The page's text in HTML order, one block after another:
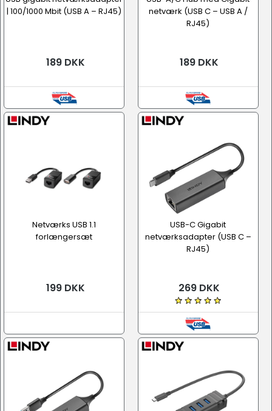
| 100/1000 Mbit (USB A – RJ45)
189 DKK
netværk (USB C – USB A /
RJ45)
189 DKK
Netværks USB 1.1
forlængersæt
199 DKK
USB-C Gigabit
netværksadapter (USB C –
RJ45)
269 DKK